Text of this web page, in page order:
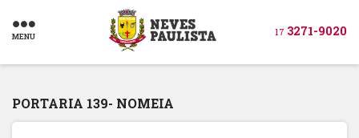
MENU 17 3271-9020
PORTARIA 139- NOMEIA